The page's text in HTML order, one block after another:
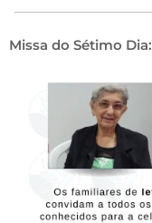
Missa do Sétimo Dia: